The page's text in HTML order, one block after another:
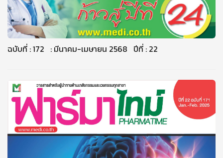
ฉบับที่ : 172 : มีนาคม-เมษายน 2568 ปีที่ : 22